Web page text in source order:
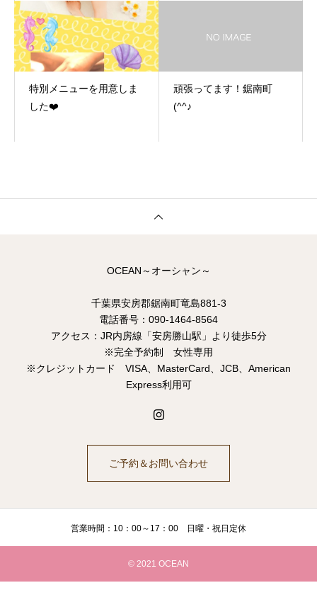
特別メニューを用意しま
した❤️
頑張ってます！鋸南町
(^^♪
OCEAN～オーシャン～
千葉県安房郡鋸南町竜島881-3
電話番号：090-1464-8564
アクセス：JR内房線「安房勝山駅」より徒歩5分
※完全予約制 女性専用
※クレジットカード VISA、MasterCard、JCB、American
Express利用可
ご予約＆お問い合わせ
営業時間：10：00～17：00 日曜・祝日定休
© 2021 OCEAN